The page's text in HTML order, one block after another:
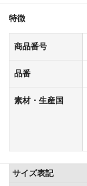
特徴
商品番号
品番
素材・生産国
サイズ表記